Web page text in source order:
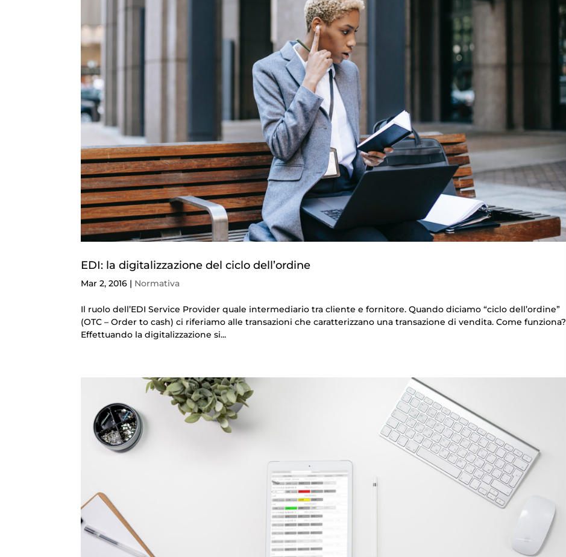
EDI: la digitalizzazione del ciclo dell’ordine
Mar 2, 2016 | Normativa
Il ruolo dell’EDI Service Provider quale intermediario tra cliente e fornitore. Quando diciamo “ciclo dell’ordine”
(OTC – Order to cash) ci riferiamo alle transazioni che caratterizzano una transazione di vendita. Come funziona?
Effettuando la digitalizzazione si...